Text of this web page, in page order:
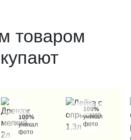
товаром
100%
уникальные
фото
100%
уникальные
фото